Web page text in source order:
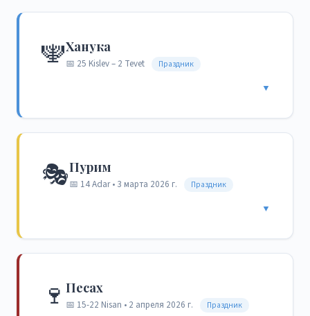
🕎Ханука
📅 25 Kislev – 2 Tevet Праздник
▼
🎭Пурим
📅 14 Adar • 3 марта 2026 г. Праздник
▼
🍷 Песах
📅 15-22 Nisan • 2 апреля 2026 г. Праздник